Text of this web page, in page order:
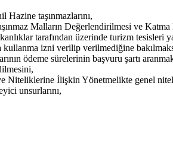
Hazine taşınmazlarını,
Malların Değerlendirilmesi ve
tarafından üzerinde turizm tesisleri
izni verilip verilmediğine
ödeme sürelerinin başvuru şartı
İlişkin Yönetmelikte genel
unsurlarını,